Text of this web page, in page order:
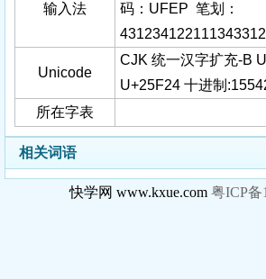
输入法
码：UFEP 笔划：
431234122111343312
Unicode
CJK 统一汉字扩充-B
U+25F24 十进制
所在字表
相关词语
快学网 www.kxue.com 粤ICP备